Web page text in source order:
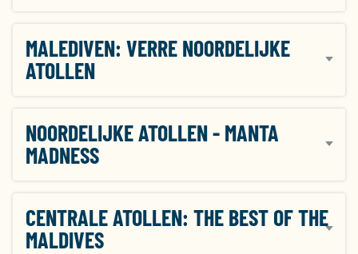
MALEDIVEN: VERRE NOORDELIJKE
ATOLLEN
NOORDELIJKE ATOLLEN - MANTA
MADNESS
CENTRALE ATOLLEN: THE BEST OF THE
MALDIVES